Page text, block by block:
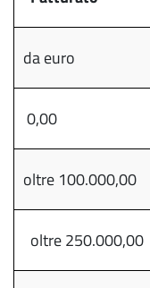
da euro
0,00
oltre 100.000,00
oltre 250.000,00